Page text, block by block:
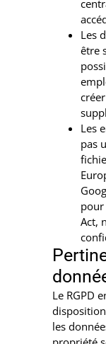
Les
être
Les
pas
pour
Act,
Le RGPD
les